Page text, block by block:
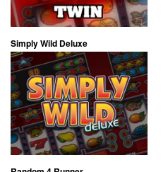
Simply Wild Deluxe